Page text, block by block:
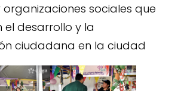
organizaciones sociales que
el desarrollo y la
ciudadana en la ciudad